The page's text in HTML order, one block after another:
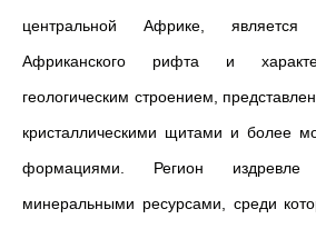
центральной Африке, является
Африканского рифта и
геологическим строением,
кристаллическими щитами и более
формациями. Регион издревле
минеральными ресурсами, среди